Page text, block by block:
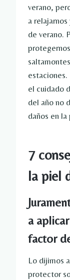
verano,
a
de verano.
el cuidado
del año no
daños en la
7
la piel
a
factor
Lo dijimos
protector